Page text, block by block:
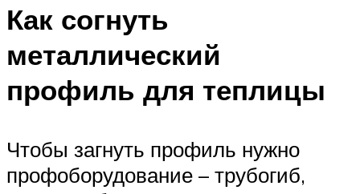
Как согнуть
металлический
профиль для теплицы
Чтобы загнуть профиль нужно
профоборудование – трубогиб,